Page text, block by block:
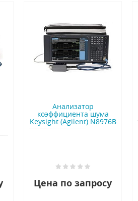
Анализатор
коэффициента шума
Keysight (Agilent) N8976B
Цена по запросу